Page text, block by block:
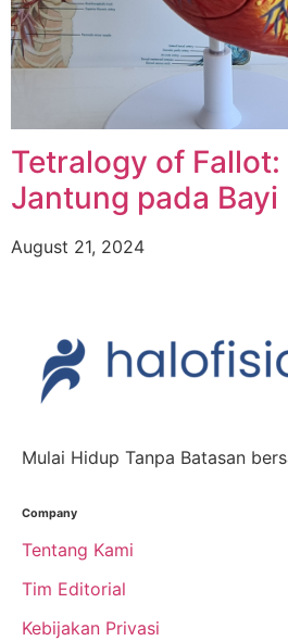
Tetralogy of Fallot:
Jantung pada Bayi
August 21, 2024
Mulai Hidup Tanpa Batasan
Company
Tentang Kami
Tim Editorial
Kebijakan Privasi